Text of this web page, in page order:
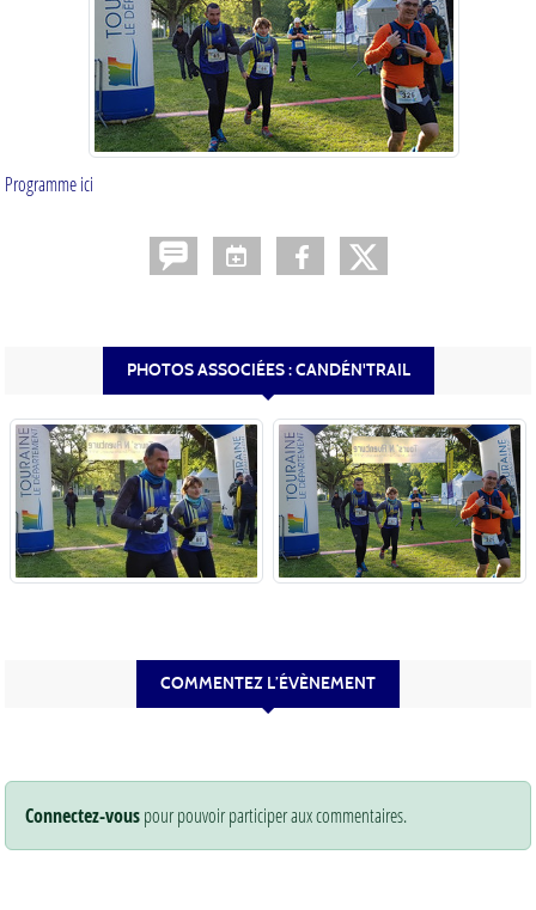
Programme ici
PHOTOS ASSOCIÉES : CANDÉN'TRAIL
COMMENTEZ L’ÉVÈNEMENT
Connectez-vouspour pouvoir participer aux commentaires.